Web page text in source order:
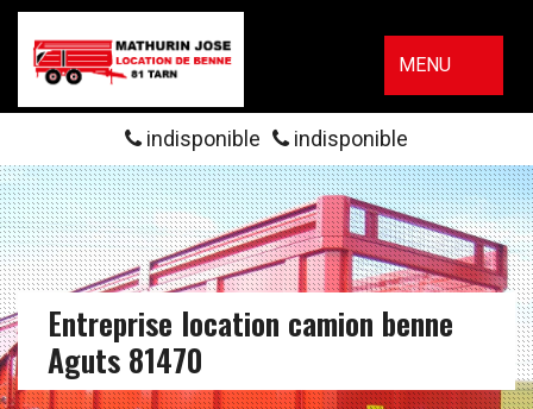
MENU
indisponible indisponible
Entreprise location camion benne
Aguts 81470